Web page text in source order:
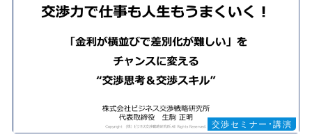
交渉セミナー・講演